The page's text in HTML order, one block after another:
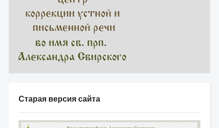
Старая версия сайта